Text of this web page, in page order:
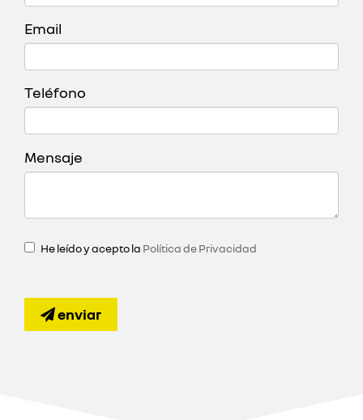
Email
Teléfono
Mensaje
He leído y acepto la Política de Privacidad
enviar